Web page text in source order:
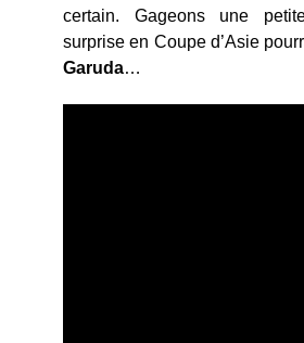
certain. Gageons une
surprise en Coupe d’Asie
Garuda…